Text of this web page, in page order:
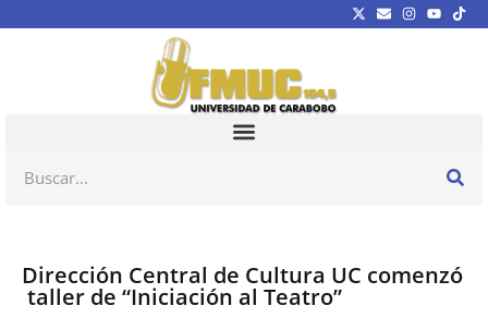
Dirección Central de Cultura UC comenzó
taller de “Iniciación al Teatro”